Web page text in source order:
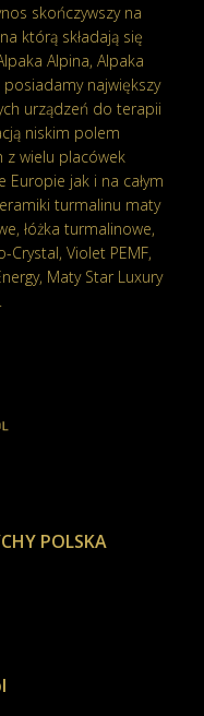
skończywszy na
którą składają się
Alpina, Alpaka
największy
urządzeń do terapii
niskim polem
z wielu placówek
Europie jak i na całym
turmalinu maty
łóżka turmalinowe,
Crystal, Violet PEMF,
Maty Star Luxury
POLSKA